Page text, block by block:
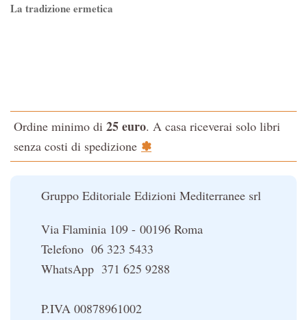
La tradizione ermetica
La Cabala
Il potere del serpente
Ordine minimo di 25 euro. A casa riceverai solo libri
senza costi di spedizione ✽
Gruppo Editoriale Edizioni Mediterranee srl
Via Flaminia 109 - 00196 Roma
Telefono 06 323 5433
WhatsApp 371 625 9288
P.IVA 00878961002